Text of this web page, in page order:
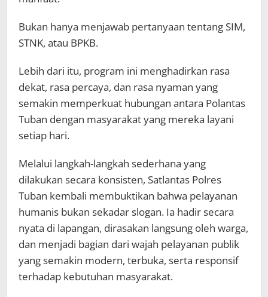
Bukan hanya menjawab pertanyaan tentang SIM,
STNK, atau BPKB.
Lebih dari itu, program ini menghadirkan rasa
dekat, rasa percaya, dan rasa nyaman yang
semakin memperkuat hubungan antara Polantas
Tuban dengan masyarakat yang mereka layani
setiap hari.
Melalui langkah-langkah sederhana yang
dilakukan secara konsisten, Satlantas Polres
Tuban kembali membuktikan bahwa pelayanan
humanis bukan sekadar slogan. Ia hadir secara
nyata di lapangan, dirasakan langsung oleh warga,
dan menjadi bagian dari wajah pelayanan publik
yang semakin modern, terbuka, serta responsif
terhadap kebutuhan masyarakat.